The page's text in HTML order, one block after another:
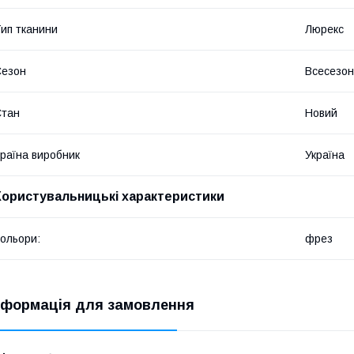
тканини Люрекс
Новий
виробник Україна
характеристики
фрез
для замовлення